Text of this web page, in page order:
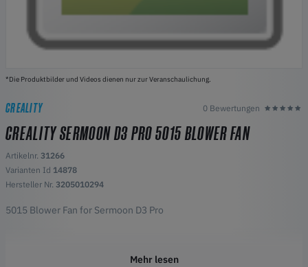
*Die Produktbilder und Videos dienen nur zur Veranschaulichung.
CREALITY 0 Bewertungen
CREALITY SERMOON D3 PRO 5015 BLOWER FAN
Artikelnr. 31266
Varianten Id 14878
Hersteller Nr. 3205010294
5015 Blower Fan for Sermoon D3 Pro
Mehr lesen